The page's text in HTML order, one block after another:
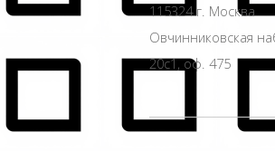
115324 г. Москва
Овчинниковская
20с1, оф. 475